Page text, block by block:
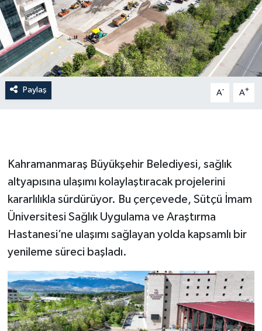
Paylaş A- A+
Kahramanmaraş Büyükşehir Belediyesi, sağlık
altyapısına ulaşımı kolaylaştıracak projelerini
kararlılıkla sürdürüyor. Bu çerçevede, Sütçü İmam
Üniversitesi Sağlık Uygulama ve Araştırma
Hastanesi’ne ulaşımı sağlayan yolda kapsamlı bir
yenileme süreci başladı.
KÜLTÜR-SANAT
KSÜ
DÜNYA
ROPORTAJ
YEREL YÖNETİM
MEDYA
SEÇİM 2011
ÜÇÜNCÜ SAYFA
BİLİMNET